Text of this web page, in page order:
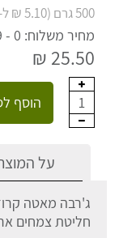
500 גרם (5.10 ₪ ל-100 גרם)
מחיר משלוח: 0 - 39 ₪
25.50 ₪
1 הוסף
על
ג'רבה מאטה
חליטת צמחים